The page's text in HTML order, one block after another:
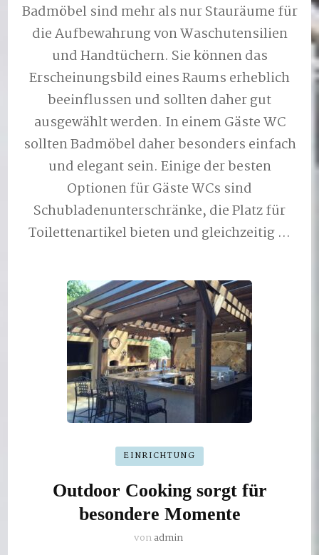
Badmöbel sind mehr als nur Stauräume für
die Aufbewahrung von Waschutensilien
und Handtüchern. Sie können das
Erscheinungsbild eines Raums erheblich
beeinflussen und sollten daher gut
ausgewählt werden. In einem Gäste WC
sollten Badmöbel daher besonders einfach
und elegant sein. Einige der besten
Optionen für Gäste WCs sind
Schubladenunterschränke, die Platz für
Toilettenartikel bieten und gleichzeitig …
EINRICHTUNG
Outdoor Cooking sorgt für
besondere Momente
vonadmin